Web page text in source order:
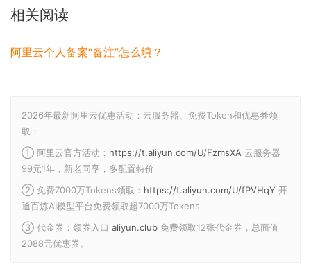
相关阅读
阿里云个人备案“备注”怎么填？
2026年最新阿里云优惠活动：云服务器、免费Token和优惠券领
取：
① 阿里云官方活动： https://t.aliyun.com/U/FzmsXA 云服务器
99元1年，新老同享，多配置特价
② 免费7000万Tokens领取： https://t.aliyun.com/U/fPVHqY 开
通百炼AI模型平台免费领取超7000万Tokens
③ 代金券：领券入口 aliyun.club 免费领取12张代金券，总面值
2088元优惠券。